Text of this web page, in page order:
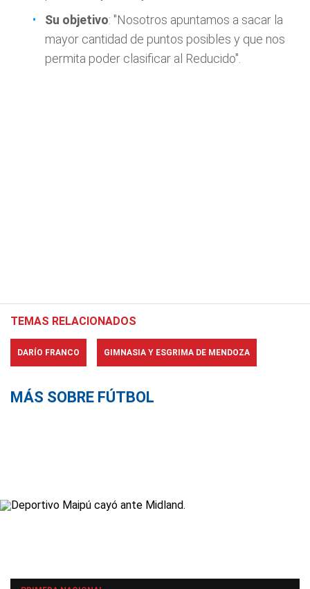
Su objetivo: "Nosotros apuntamos a sacar la
mayor cantidad de puntos posibles y que nos
permita poder clasificar al Reducido".
TEMAS RELACIONADOS
DARÍO FRANCO GIMNASIA Y ESGRIMA DE MENDOZA
MÁS SOBRE FÚTBOL